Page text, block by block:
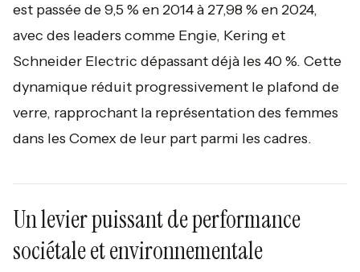
est passée de 9,5 % en 2014 à 27,98 % en 2024,
avec des leaders comme Engie, Kering et
Schneider Electric dépassant déjà les 40 %. Cette
dynamique réduit progressivement le plafond de
verre, rapprochant la représentation des femmes
dans les Comex de leur part parmi les cadres.
Un levier puissant de performance
sociétale et environnementale